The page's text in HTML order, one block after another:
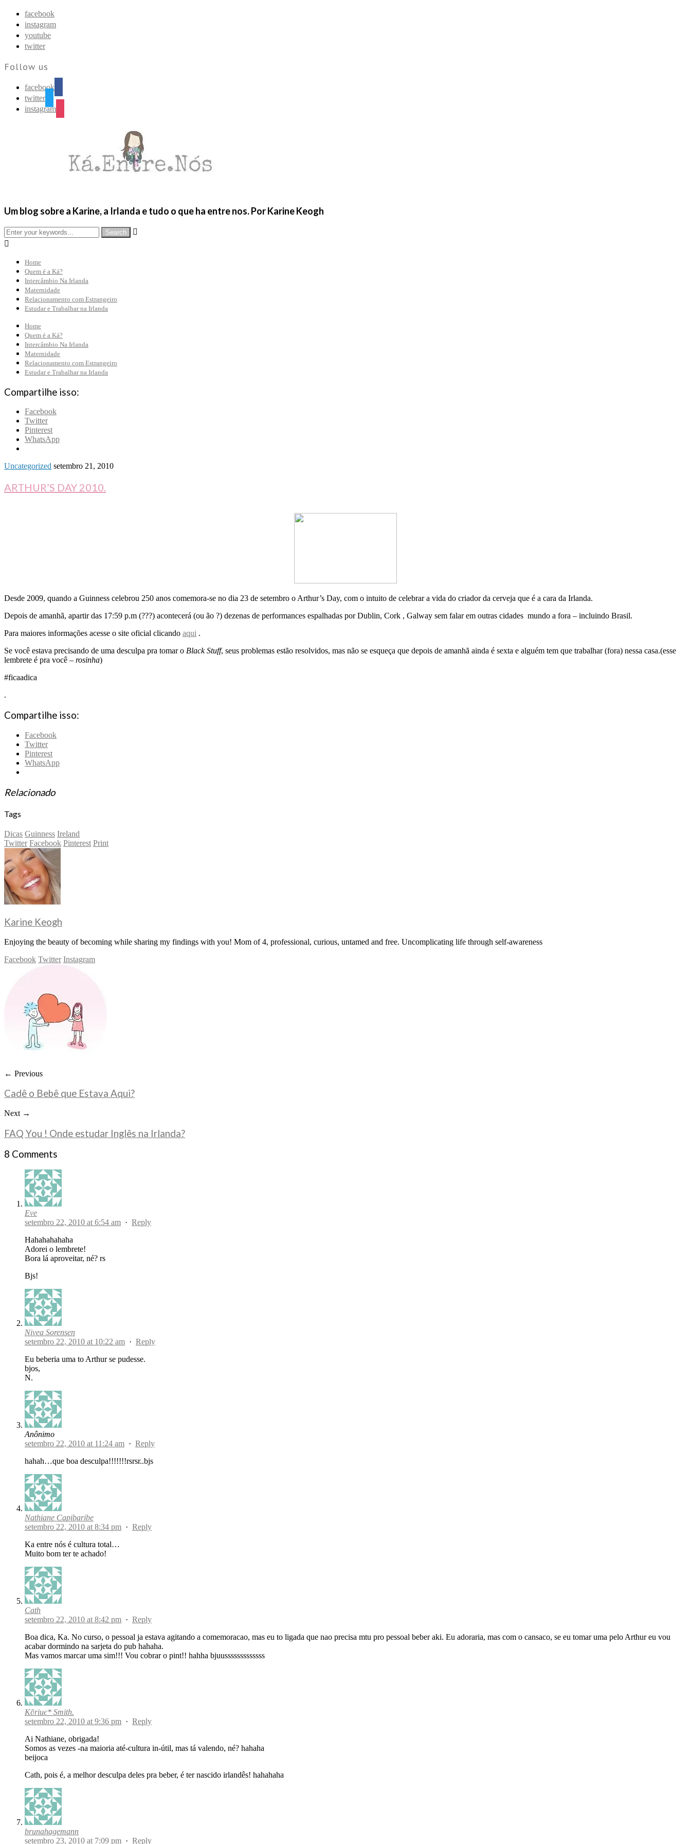
facebook
instagram
youtube
twitter
Follow us
facebook
twitter
instagram
Um blog sobre a Karine, a Irlanda e tudo o que ha entre nos. Por Karine Keogh


Home
Quem é a Ká?
Intercâmbio Na Irlanda
Maternidade
Relacionamento com Estrangeiro
Estudar e Trabalhar na Irlanda
Home
Quem é a Ká?
Intercâmbio Na Irlanda
Maternidade
Relacionamento com Estrangeiro
Estudar e Trabalhar na Irlanda
Compartilhe isso:
Facebook
Twitter
Pinterest
WhatsApp
Uncategorized setembro 21, 2010
ARTHUR’S DAY 2010.
Desde 2009, quando a Guinness celebrou 250 anos comemora-se no dia 23 de setembro o Arthur’s Day, com o intuito de celebrar a vida do criador da cerveja que é a cara da Irlanda.
Depois de amanhã, apartir das 17:59 p.m (???) acontecerá (ou ão ?) dezenas de performances espalhadas por Dublin, Cork , Galway sem falar em outras cidades mundo a fora – incluindo Brasil.
Para maiores informações acesse o site oficial clicando aqui .
Se você estava precisando de uma desculpa pra tomar o Black Stuff, seus problemas estão resolvidos, mas não se esqueça que depois de amanhã ainda é sexta e alguém tem que trabalhar (fora) nessa casa.(esse
lembrete é pra você – rosinha)
#ficaadica
.
Compartilhe isso:
Facebook
Twitter
Pinterest
WhatsApp
Relacionado
Tags
Dicas Guinness Ireland
Twitter Facebook Pinterest Print
Karine Keogh
Enjoying the beauty of becoming while sharing my findings with you! Mom of 4, professional, curious, untamed and free. Uncomplicating life through self-awareness
Facebook Twitter Instagram
← Previous
Cadê o Bebê que Estava Aqui?
Next →
FAQ You ! Onde estudar Inglês na Irlanda?
8 Comments
Eve
setembro 22, 2010 at 6:54 am · Reply
Hahahahahaha
Adorei o lembrete!
Bora lá aproveitar, né? rs
Bjs!
Nivea Sorensen
setembro 22, 2010 at 10:22 am · Reply
Eu beberia uma to Arthur se pudesse.
bjos,
N.
Anônimo
setembro 22, 2010 at 11:24 am · Reply
hahah…que boa desculpa!!!!!!!rsrsr..bjs
Nathiane Capibaribe
setembro 22, 2010 at 8:34 pm · Reply
Ka entre nós é cultura total…
Muito bom ter te achado!
Cath
setembro 22, 2010 at 8:42 pm · Reply
Boa dica, Ka. No curso, o pessoal ja estava agitando a comemoracao, mas eu to ligada que nao precisa mtu pro pessoal beber aki. Eu adoraria, mas com o cansaco, se eu tomar uma pelo Arthur eu vou
acabar dormindo na sarjeta do pub hahaha.
Mas vamos marcar uma sim!!! Vou cobrar o pint!! hahha bjuusssssssssssss
K∂riиє* Smith.
setembro 22, 2010 at 9:36 pm · Reply
Ai Nathiane, obrigada!
Somos as vezes -na maioria até-cultura in-útil, mas tá valendo, né? hahaha
beijoca
Cath, pois é, a melhor desculpa deles pra beber, é ter nascido irlandês! hahahaha
brunahagemann
setembro 23, 2010 at 7:09 pm · Reply